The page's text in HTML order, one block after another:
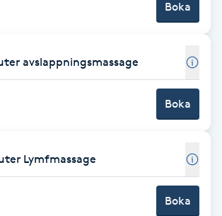
Boka
avslappningsmassage
Boka
Lymfmassage
Boka